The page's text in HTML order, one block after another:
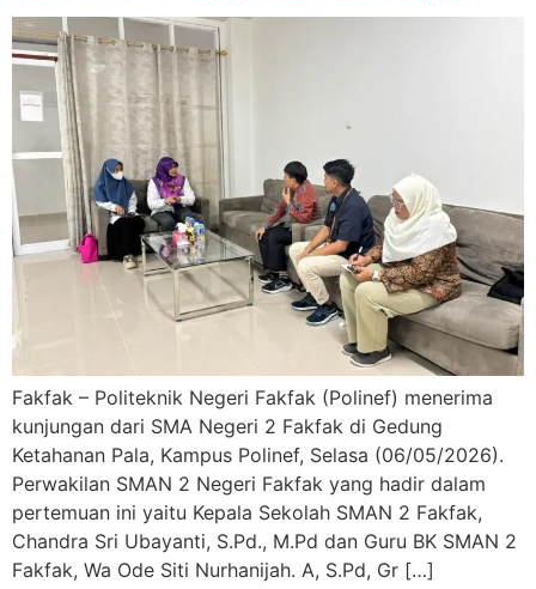
Fakfak – Politeknik Negeri Fakfak (Polinef) menerima
kunjungan dari SMA Negeri 2 Fakfak di Gedung
Ketahanan Pala, Kampus Polinef, Selasa (06/05/2026).
Perwakilan SMAN 2 Negeri Fakfak yang hadir dalam
pertemuan ini yaitu Kepala Sekolah SMAN 2 Fakfak,
Chandra Sri Ubayanti, S.Pd., M.Pd dan Guru BK SMAN 2
Fakfak, Wa Ode Siti Nurhanijah. A, S.Pd, Gr […]